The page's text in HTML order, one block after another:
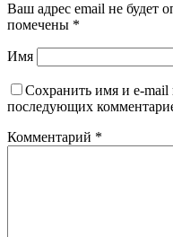
Ваш адрес email не будет
помечены *
Имя
Сохранить имя и e-mail
последующих
Комментарий *